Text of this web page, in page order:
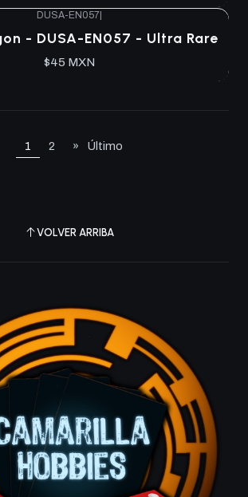
DUSA-EN057|
- DUSA-EN057 - Ultra Rare
$45 MXN
1 2 » Último
VOLVER ARRIBA